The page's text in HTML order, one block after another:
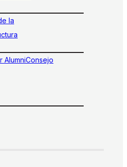
la
AlumniConsejo